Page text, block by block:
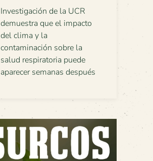
Investigación de la UCR
demuestra que el impacto
del clima y la
contaminación sobre la
salud respiratoria puede
aparecer semanas después